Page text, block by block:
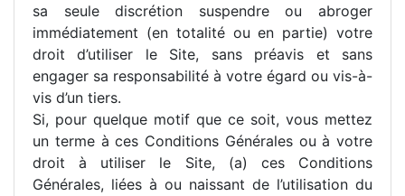
sa seule discrétion suspendre ou abroger
immédiatement (en totalité ou en partie) votre
droit d’utiliser le Site, sans préavis et sans
engager sa responsabilité à votre égard ou vis-à-
vis d’un tiers.
Si, pour quelque motif que ce soit, vous mettez
un terme à ces Conditions Générales ou à votre
droit à utiliser le Site, (a) ces Conditions
Générales, liées à ou naissant de l’utilisation du